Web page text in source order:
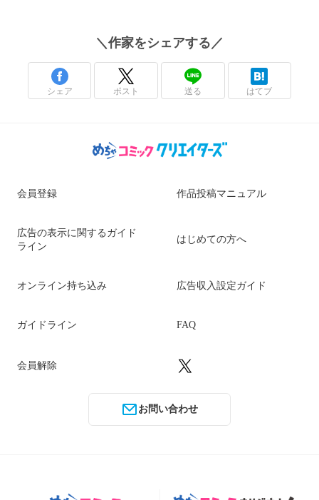
＼ 作家をシェアする／
シェア ポスト 送る はてブ
会員登録 作品投稿マニュアル
広告の表示に関するガイド
ライン
はじめての方へ
オンライン持ち込み 広告収入設定ガイド
ガイドライン FAQ
会員解除
お問い合わせ